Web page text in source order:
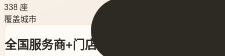
338 座
覆盖城市
全国服务商+门店热力分布图